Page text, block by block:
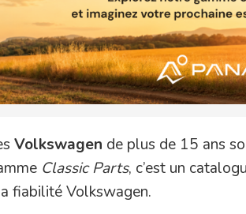
Volkswagen de plus de 15 ans
Classic Parts, c’est un
fiabilité Volkswagen.